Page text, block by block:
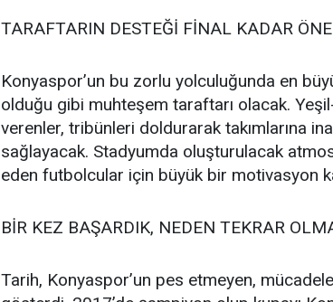
TARAFTARIN DESTEĞİ FİNAL KADAR
Konyaspor’un bu zorlu yolculuğunda en
olduğu gibi muhteşem taraftarı olacak.
verenler, tribünleri doldurarak takımlarına
sağlayacak. Stadyumda oluşturulacak
eden futbolcular için büyük bir motivasyon
BİR KEZ BAŞARDIK, NEDEN TEKRAR
Tarih, Konyaspor’un pes etmeyen,